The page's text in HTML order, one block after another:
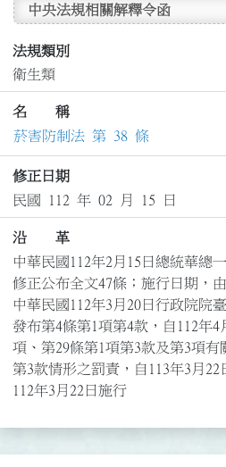
中央法規相關解釋令函
法規類別
衛生類
名 稱
菸害防制法 第 38 條
修正日期
民國 112 年 02 月 15 日
沿 革
中華民國112年2月15日總統華總
修正公布全文47條；施行日期，
中華民國112年3月20日行政院院
發布第4條第1項第4款，自112年4
項、第29條第1項第3款及第3項
第3款情形之罰責，自113年3月
112年3月22日施行